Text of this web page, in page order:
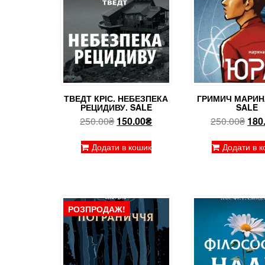
ТВЕДТ КРІС. НЕБЕЗПЕКА
РЕЦИДИВУ. SALE
250.00₴ Оригінальна
250.00₴.
150.00₴Поточна
Додати в кошик
ГРИМИЧ
SALE
250.00₴
Додати в
РОЗПРОДАЖ!